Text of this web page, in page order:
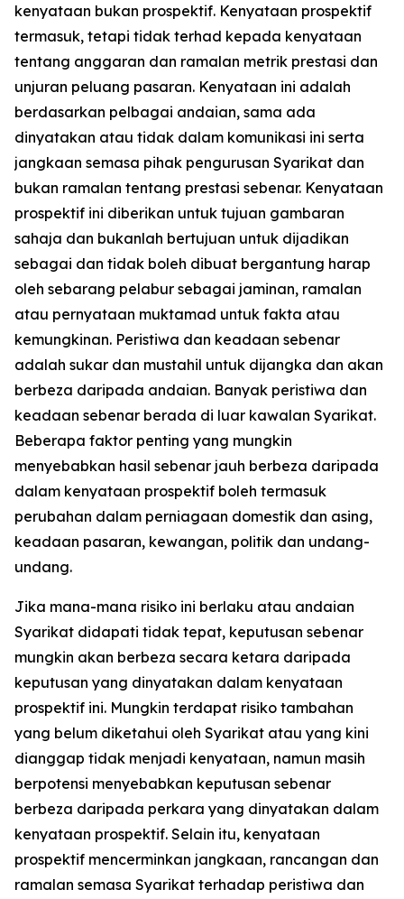
kenyataan bukan prospektif. Kenyataan prospektif
termasuk, tetapi tidak terhad kepada kenyataan
tentang anggaran dan ramalan metrik prestasi dan
unjuran peluang pasaran. Kenyataan ini adalah
berdasarkan pelbagai andaian, sama ada
dinyatakan atau tidak dalam komunikasi ini serta
jangkaan semasa pihak pengurusan Syarikat dan
bukan ramalan tentang prestasi sebenar. Kenyataan
prospektif ini diberikan untuk tujuan gambaran
sahaja dan bukanlah bertujuan untuk dijadikan
sebagai dan tidak boleh dibuat bergantung harap
oleh sebarang pelabur sebagai jaminan, ramalan
atau pernyataan muktamad untuk fakta atau
kemungkinan. Peristiwa dan keadaan sebenar
adalah sukar dan mustahil untuk dijangka dan akan
berbeza daripada andaian. Banyak peristiwa dan
keadaan sebenar berada di luar kawalan Syarikat.
Beberapa faktor penting yang mungkin
menyebabkan hasil sebenar jauh berbeza daripada
dalam kenyataan prospektif boleh termasuk
perubahan dalam perniagaan domestik dan asing,
keadaan pasaran, kewangan, politik dan undang-
undang.
Jika mana-mana risiko ini berlaku atau andaian
Syarikat didapati tidak tepat, keputusan sebenar
mungkin akan berbeza secara ketara daripada
keputusan yang dinyatakan dalam kenyataan
prospektif ini. Mungkin terdapat risiko tambahan
yang belum diketahui oleh Syarikat atau yang kini
dianggap tidak menjadi kenyataan, namun masih
berpotensi menyebabkan keputusan sebenar
berbeza daripada perkara yang dinyatakan dalam
kenyataan prospektif. Selain itu, kenyataan
prospektif mencerminkan jangkaan, rancangan dan
ramalan semasa Syarikat terhadap peristiwa dan